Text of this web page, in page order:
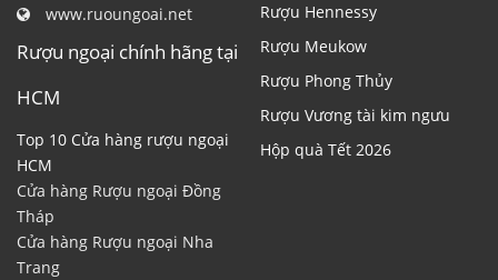
www.ruoungoai.net
Rượu ngoại chính hãng tại
HCM
Top 10 Cửa hàng rượu ngoại
HCM
Cửa hàng Rượu ngoại Đồng
Tháp
Cửa hàng Rượu ngoại Nha
Trang
Rượu Hennessy
Rượu Meukow
Rượu Phong Thủy
Rượu Vương tài kim ngưu
Hộp quà Tết 2026